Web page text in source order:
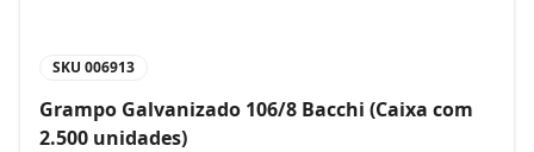
SKU 006913
Grampo Galvanizado 106/8 Bacchi (Caixa com
2.500 unidades)